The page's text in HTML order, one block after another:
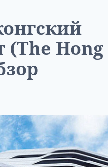
(The Hong